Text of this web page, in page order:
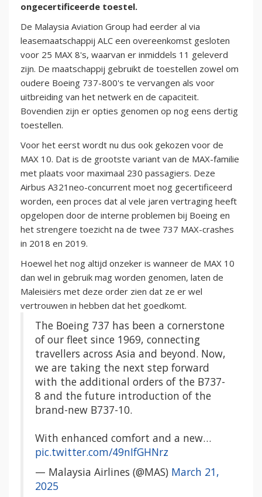
ongecertificeerde toestel.
De Malaysia Aviation Group had eerder al via
leasemaatschappij ALC een overeenkomst gesloten
voor 25 MAX 8's, waarvan er inmiddels 11 geleverd
zijn. De maatschappij gebruikt de toestellen zowel om
oudere Boeing 737-800's te vervangen als voor
uitbreiding van het netwerk en de capaciteit.
Bovendien zijn er opties genomen op nog eens dertig
toestellen.
Voor het eerst wordt nu dus ook gekozen voor de
MAX 10. Dat is de grootste variant van de MAX-familie
met plaats voor maximaal 230 passagiers. Deze
Airbus A321neo-concurrent moet nog gecertificeerd
worden, een proces dat al vele jaren vertraging heeft
opgelopen door de interne problemen bij Boeing en
het strengere toezicht na de twee 737 MAX-crashes
in 2018 en 2019.
Hoewel het nog altijd onzeker is wanneer de MAX 10
dan wel in gebruik mag worden genomen, laten de
Maleisiërs met deze order zien dat ze er wel
vertrouwen in hebben dat het goedkomt.
The Boeing 737 has been a cornerstone
of our fleet since 1969, connecting
travellers across Asia and beyond. Now,
we are taking the next step forward
with the additional orders of the B737-
8 and the future introduction of the
brand-new B737-10.
With enhanced comfort and a new…
pic.twitter.com/49nIfGHNrz
— Malaysia Airlines (@MAS) March 21,
2025